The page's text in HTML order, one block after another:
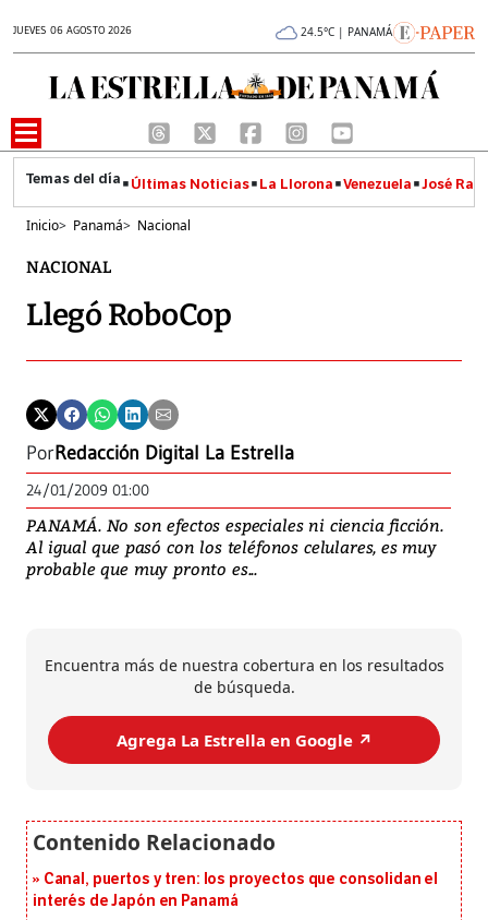
JUEVES 06 AGOSTO 2026 24.5°C | PANAMÁ
Últimas Noticias La Llorona Venezuela José
Inicio> Panamá> Nacional
NACIONAL
Llegó RoboCop
PorRedacción Digital La Estrella
24/01/2009 01:00
PANAMÁ. No son efectos especiales ni ciencia ficción.
Al igual que pasó con los teléfonos celulares, es muy
probable que muy pronto es...
Encuentra más de nuestra cobertura en los resultados
de búsqueda.
Agrega La Estrella en Google ↗️
Canal, puertos y tren: los proyectos que consolidan el
interés de Japón en Panamá